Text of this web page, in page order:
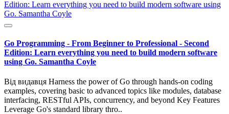
Go Programming - From Beginner to Professional - Second
Edition: Learn everything you need to build modern software
using Go. Samantha Coyle
Від видавця Harness the power of Go through hands-on coding
examples, covering basic to advanced topics like modules, database
interfacing, RESTful APIs, concurrency, and beyond Key Features
Leverage Go's standard library thro..